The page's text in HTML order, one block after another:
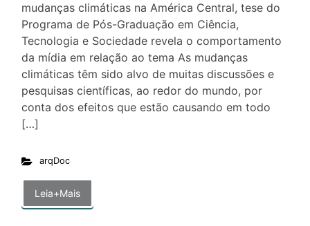
mudanças climáticas na América Central, tese do
Programa de Pós-Graduação em Ciência,
Tecnologia e Sociedade revela o comportamento
da mídia em relação ao tema As mudanças
climáticas têm sido alvo de muitas discussões e
pesquisas científicas, ao redor do mundo, por
conta dos efeitos que estão causando em todo
[…]
arqDoc
Leia+Mais